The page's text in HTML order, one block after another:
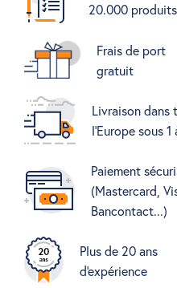
20.000 produits
Frais de port
gratuit
Livraison dans
l'Europe sous 1
Paiement
(Mastercard,
Bancontact...)
Plus de 20 ans
d'expérience